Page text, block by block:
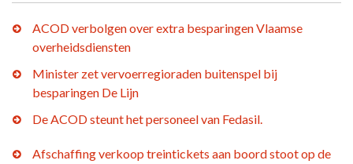
ACOD verbolgen over extra besparingen Vlaamse
overheidsdiensten
Minister zet vervoerregioraden buitenspel bij
besparingen De Lijn
De ACOD steunt het personeel van Fedasil.
Afschaffing verkoop treintickets aan boord stoot op de